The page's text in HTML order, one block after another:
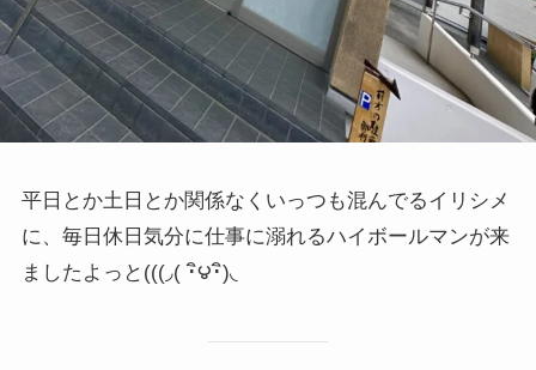
平日とか土日とか関係なくいっつも混んでるイリシメ
に、毎日休日気分に仕事に溺れるハイボールマンが来
ましたよっと(((◞( ･ิ౪･ิ)◟